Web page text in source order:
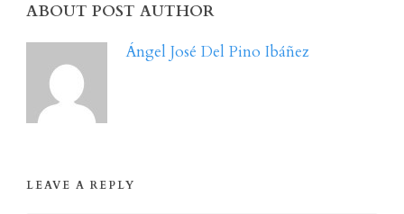
ABOUT POST AUTHOR
Ángel José Del Pino Ibáñez
LEAVE A REPLY